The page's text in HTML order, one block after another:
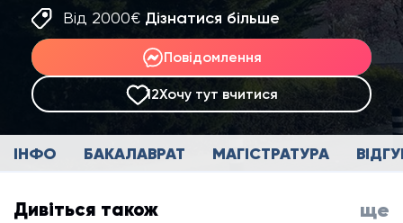
Від 2000€ Дізнатися більше
Повідомлення
12Хочу тут вчитися
ІНФО БАКАЛАВРАТ МАГІСТРАТУРА
Дивіться також ще